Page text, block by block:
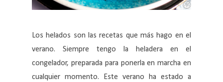
Los helados son las recetas que más hago en el
verano. Siempre tengo la heladera en el
congelador, preparada para ponerla en marcha en
cualquier momento. Este verano ha estado a